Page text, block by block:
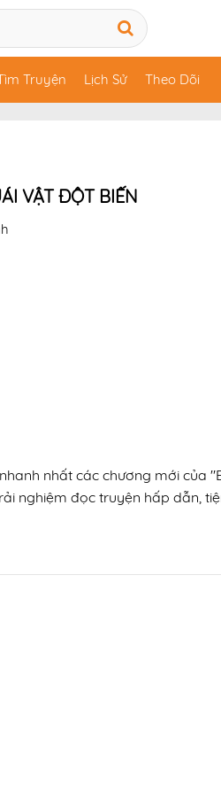
Truyện Lịch Sử Theo Dõi
VẬT ĐỘT BIẾN
nhất các chương mới của
nghiệm đọc truyện hấp dẫn,